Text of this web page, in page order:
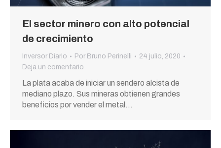
El sector minero con alto potencial
de crecimiento
Inversor Diario Por Bruno Perinelli
24 julio, 2020
Deja un comentario
La plata acaba de iniciar un sendero alcista de
mediano plazo. Sus mineras obtienen grandes
beneficios por vender el metal…